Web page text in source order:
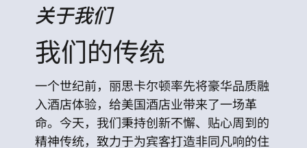
关于我们
我们的传统
一个世纪前，丽思卡尔顿率先将豪华品质融
入酒店体验，给美国酒店业带来了一场革
命。今天，我们秉持创新不懈、贴心周到的
精神传统，致力于为宾客打造非同凡响的住